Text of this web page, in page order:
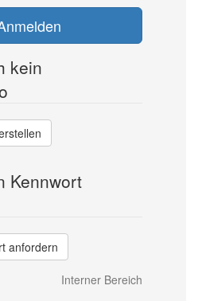
kein
Kennwort
anfordern
Interner Bereich